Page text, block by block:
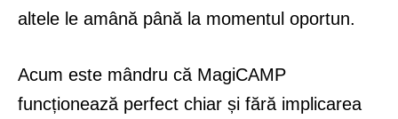
altele le amână până la momentul oportun.
Acum este mândru că MagiCAMP
funcționează perfect chiar și fără implicarea